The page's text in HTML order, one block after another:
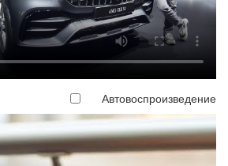
Автовоспроизведение